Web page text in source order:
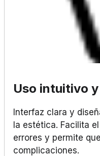
Uso intuitivo
Interfaz clara y
la estética. Facilita
errores y permite
complicaciones.